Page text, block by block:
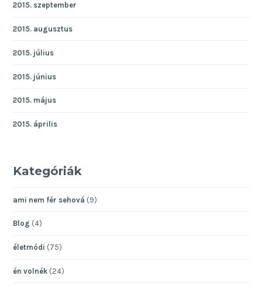
2015. szeptember
2015. augusztus
2015. július
2015. június
2015. május
2015. április
Kategóriák
ami nem fér sehová (9)
Blog (4)
életmódi (75)
én volnék (24)